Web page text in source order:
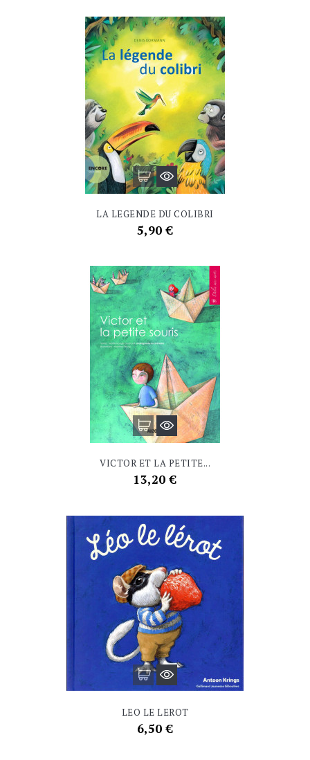
LA LEGENDE DU COLIBRI
Prix
5,90 €
VICTOR ET LA PETITE...
Prix
13,20 €
LEO LE LEROT
Prix
6,50 €